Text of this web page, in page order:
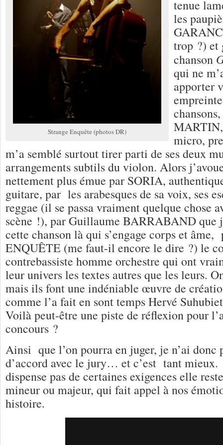
Strange Enquête (photos DR)
tenue
les
trop ?) et
chanson
qui ne
apporter
micro,
m’a semblé surtout tirer parti de ses deux
arrangements subtils du violon. Alors
nettement plus émue par SORIA,
guitare, par les arabesques de sa voix, ses
reggae (il se passa vraiment quelque chose
scène !), par Guillaume BARRABAND que
cette chanson là qui s’engage corps et
ENQUÊTE (me faut-il encore le dire ?) le
contrebassiste homme orchestre qui ont
leur univers les textes autres que les leurs.
mais ils font une indéniable œuvre de
comme l’a fait en sont temps Hervé
Voilà peut-être une piste de réflexion pour
concours ?
Ainsi que l’on pourra en juger, je n’ai donc
d’accord avec le jury… et c’est tant mieux.
dispense pas de certaines exigences elle
mineur ou majeur, qui fait appel à nos
histoire.